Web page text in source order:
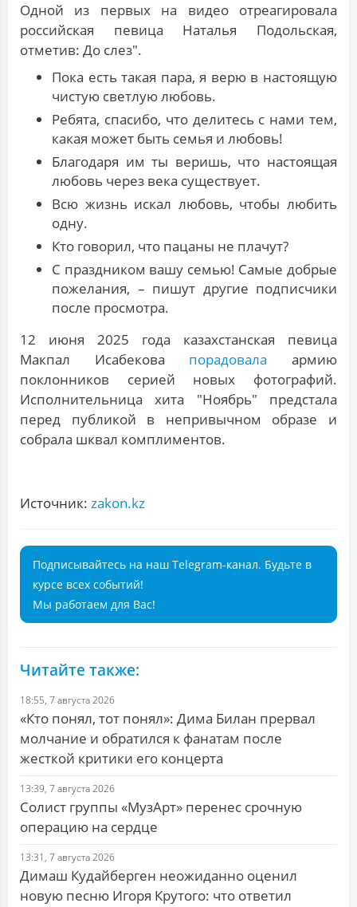
Одной из первых на видео отреагировала
российская певица Наталья Подольская,
отметив: До слез".
Пока есть такая пара, я верю в настоящую
чистую светлую любовь.
Ребята, спасибо, что делитесь с нами тем,
какая может быть семья и любовь!
Благодаря им ты веришь, что настоящая
любовь через века существует.
Всю жизнь искал любовь, чтобы любить
одну.
Кто говорил, что пацаны не плачут?
С праздником вашу семью! Самые добрые
пожелания, – пишут другие подписчики
после просмотра.
12 июня 2025 года казахстанская певица
Макпал Исабекова порадовалаармию
поклонников серией новых фотографий.
Исполнительница хита "Ноябрь" предстала
перед публикой в непривычном образе и
собрала шквал комплиментов.
Источник: zakon.kz
Подписывайтесь на наш Telegram-канал. Будьте в
курсе всех событий!
Мы работаем для Вас!
Читайте также:
18:55, 7 августа 2026
«Кто понял, тот понял»: Дима Билан прервал
молчание и обратился к фанатам после
жесткой критики его концерта
13:39, 7 августа 2026
Солист группы «МузАрт» перенес срочную
операцию на сердце
13:31, 7 августа 2026
Димаш Кудайберген неожиданно оценил
новую песню Игоря Крутого: что ответил